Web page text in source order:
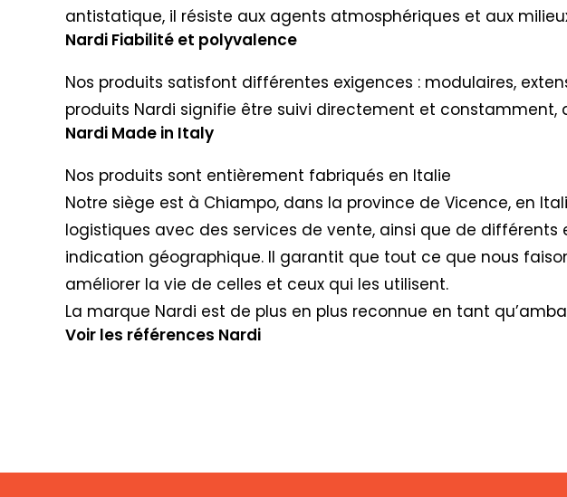
antistatique, il résiste aux agents atmosphériques et aux
Nardi Fiabilité et polyvalence
Nos produits satisfont différentes exigences : modulaires,
produits Nardi signifie être suivi directement et
Nardi Made in Italy
Nos produits sont entièrement fabriqués en Italie
Notre siège est à Chiampo, dans la province de Vicence, en
logistiques avec des services de vente, ainsi que de différents
indication géographique. Il garantit que tout ce que nous
améliorer la vie de celles et ceux qui les utilisent.
La marque Nardi est de plus en plus reconnue en tant
Voir les références Nardi